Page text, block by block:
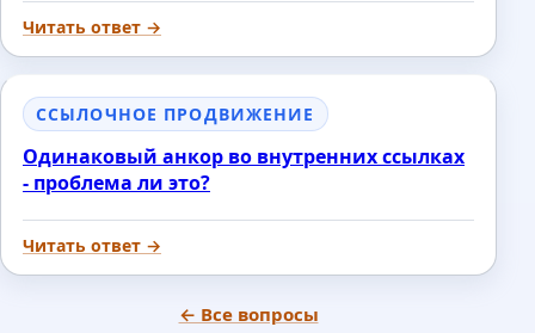
Читать ответ →
ССЫЛОЧНОЕ ПРОДВИЖЕНИЕ
Одинаковый анкор во внутренних ссылках
- проблема ли это?
Читать ответ →
← Все вопросы